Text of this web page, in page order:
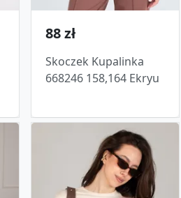
88 zł
Skoczek Kupalinka
668246 158,164 Ekryu